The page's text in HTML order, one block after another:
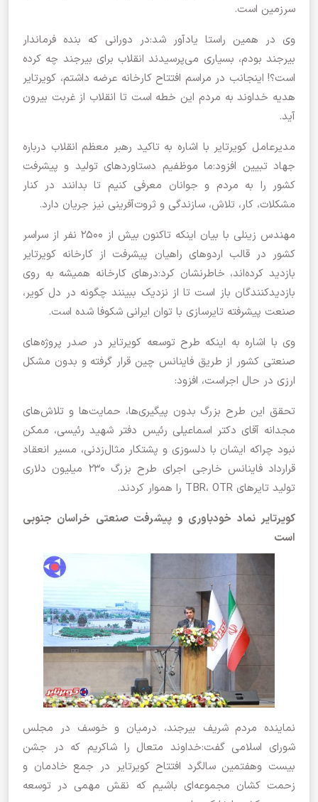
سرزمین است.
وی در همین راستا یادآور شد:در دورانی که بنده فرماندار
بیرجند بودم، بسیاری می‌پرسیدند انقلاب برای بیرجند چه کرده
است؟! اینجانب در مراسم افتتاح کارخانه عرضه داشتم، کویرتایر
هدیه خداوند به مردم این خطه است تا انقلاب از غربت بیرون
آید.
مدیرعامل کویرتایر با اشاره به تاکید رهبر معظم انقلاب درباره
جهاد تبیین افزود:ما موظفیم دستاوردهای تولید و پیشرفت
کشور را به مردم و جوانان معرفی کنیم تا بدانند در کنار
مشکلات، کار، تلاش، سازندگی و ثروت‌آفرینی نیز جریان دارد.
مهندس زینلی با بیان اینکه تاکنون بیش از ۲۵۰۰ نفر از سراسر
کشور در قالب اردوهای راهیان پیشرفت از کارخانه کویرتایر
بازدید کرده‌اند، خاطرنشان کرد:درهای کارخانه همیشه به روی
بازدیدکنندگان باز است تا از نزدیک ببینند چگونه در دل کویر،
صنعت پیشرفته تایرسازی با توان ایرانی شکوفا شده است.
وی با اشاره به اینکه طرح توسعه کویرتایر در صدر پروژه‌های
صنعتی کشور از طریق فاینانس چین قرار گرفته و بدون مشکل
ارزی در حال اجراست، افزود:
تحقق این طرح بزرگ بدون پیگیری‌ها، حمایت‌ها و تلاش‌های
مجدانه آقای دکتر اسماعیلی رئیس دفتر شهید رئیسی، ممکن
نبود چراکه ایشان با دلسوزی و پشتکار مثال‌زدنی، مسیر انعقاد
قرارداد فاینانس خارجی اجرای طرح بزرگ ۲۳۰ میلیون دلاری
تولید تایرهای TBR، OTR را هموار کردند.
کویرتایر نماد خودباوری و پیشرفت صنعتی خراسان جنوبی
است
نماینده مردم شریف بیرجند، درمیان و خوسف در مجلس
شورای اسلامی گفت:خداوند متعال را شاکریم که در جشن
بیست وهفتمین سالگرد افتتاح کویرتایر در جمع خادمان و
زحمت کشان مجموعه‌ای باشیم که نقش مهمی در توسعه